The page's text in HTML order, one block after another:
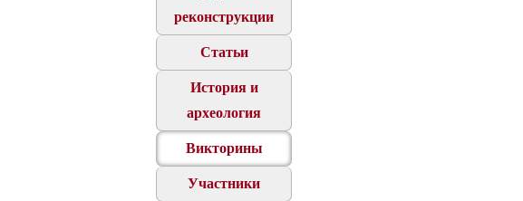
реконструкции
Статьи
История и
археология
Викторины
Участники